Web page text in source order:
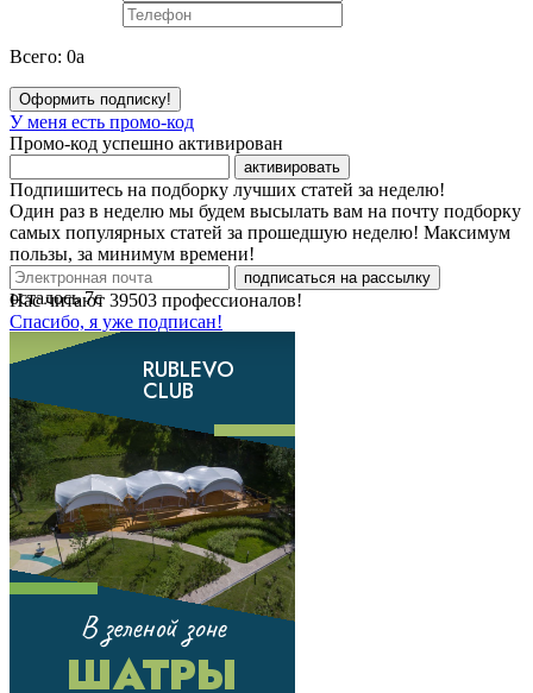
Всего: 0a
Оформить подписку!
У меня есть промо-код
Промо-код успешно активирован
активировать
Подпишитесь на подборку лучших статей за неделю!
Один раз в неделю мы будем высылать вам на почту подборку
самых популярных статей за прошедшую неделю! Максимум
пользы, за минимум времени!
подписаться на рассылку
Нас читают 39503 профессионалов!
Спасибо, я уже подписан!
осталось7с